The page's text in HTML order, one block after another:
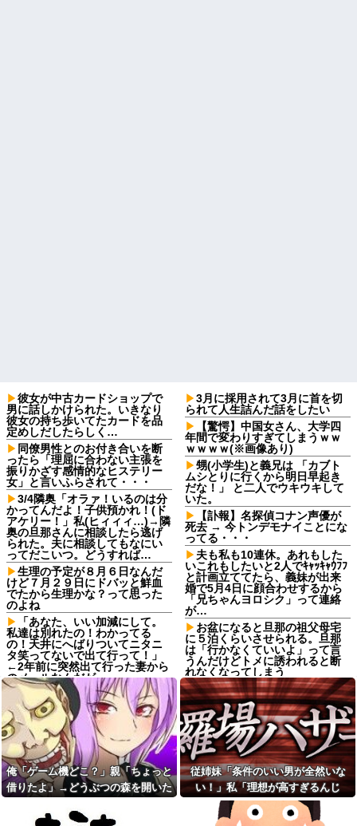
彼女が中古カードショップで
男に話しかけられた。いきなり
彼女の持ち歩いてたカードを品
定めしだしたらしく…
同僚男性とのお付き合いを断
ったら「理屈に合わない主張を
振りかざす感情的なヒステリー
女」と言いふらされて・・・
3/4隣奥「オラァ！いるのは分
かってんだよ！子供預かれ！(ド
アケリー！」私(ヒィィィ…)→隣
奥の旦那さんに相談したら逃げ
られた。夫に相談してもなにい
ってだこいつ。どうすれば…
生理の予定が８月６日なんだ
けど７月２９日にドバッと鮮血
でたから生理かな？って思った
のよね
「あなた、いい加減にして。
私達は別れたの！わかってる
の！天井にへばりついてニタニ
タ笑ってないで出て行って！」
←2年前に突然出て行った妻から
のメールなんだが…
【悲報】 ワイ「ラーメン一袋
だけじゃ足らんわ！二袋作った
ろ！」→結果ｗｗｗ
友人の親が営む店で車を購入
しただけなのに、友人から「裏
切った」と責められるようにな
った理由が理解できず…
サッカークラブに通ってるＡ
くんが急に海外へ引っ越すこと
ョックを受けて...
3月に採用されて3月に首を切
られて人生詰んだ話をしたい
【驚愕】中国女さん、大学四
年間で変わりすぎてしまうｗｗ
ｗｗｗｗ(※画像あり)
甥(小学生)と義兄は 「カブト
ムシとりに行くから明日早起き
だな！」 と二人でウキウキして
いた。
【訃報】名探偵コナン声優が
死去 → 今トンデモナイことにな
ってる・・・
夫も私も10連休。あれもした
いこれもしたいと2人でｷｬｯｷｬｳﾌﾌ
と計画立ててたら、義妹が出来
婚で5月4日に顔合わせするから
「兄ちゃんヨロシク」って連絡
が…
お盆になると旦那の祖父母宅
に５泊くらいさせられる。旦那
は「行かなくていいよ」って言
うんだけどトメに誘われると断
れなくなってしまう
ねりけしで作った正露丸を飲
ませたら｢すっげー効いた。サン
キューな｣と笑顔で返された
【熱波】ドイツ、暑すぎて１
ヶ月で９６００人死亡
【熱波】ドイツ、暑すぎて１
ヶ月で９６００人死亡
【画像】ディズニーのおいな
り巻（600円）、流石にアレすぎ
て賛否両論の大炎上をしてしま
うw w w w w w w他
俺「ゲーム機どこ？」親「ちょっと
借りたよ」→どうぶつの森を開いた
て…
従姉妹「条件のいい男が全然いな
い！」私「理想が高すぎるんじ
ゃ…？」→婚活の愚痴を聞き続けた
結果…